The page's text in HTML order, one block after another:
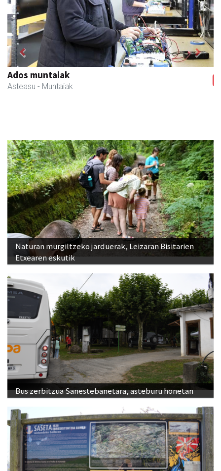
Transportes Lakunza
Asteasu - Garraioak
Previous Next
Naturan murgiltzeko jarduerak, Leizaran Bisitarien
Etxearen eskutik
Bus zerbitzua Sanestebanetara, asteburu honetan